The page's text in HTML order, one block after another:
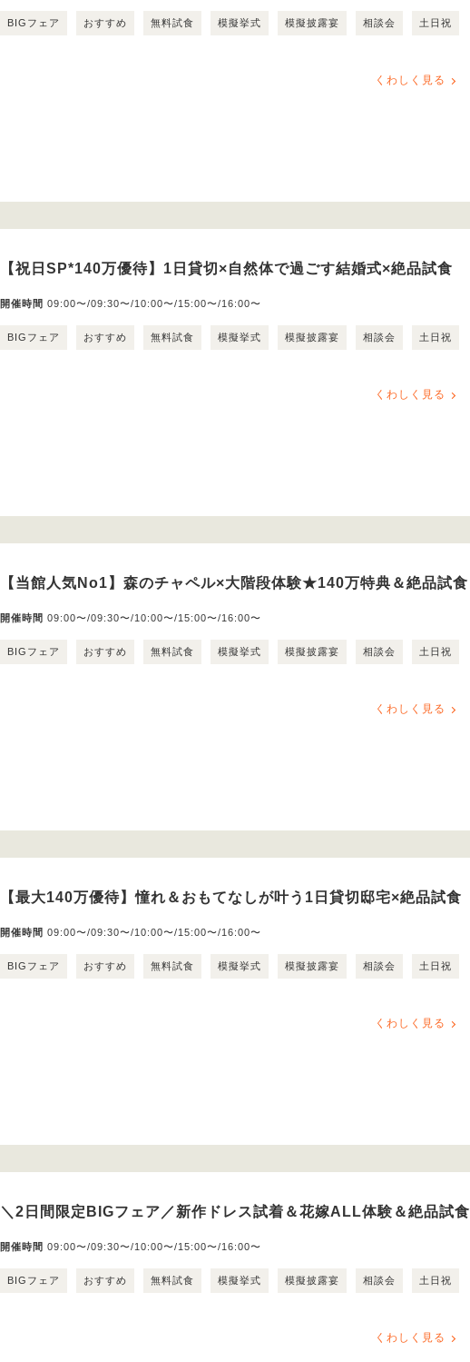
BIGフェア おすすめ 無料試食 模擬挙式 模擬披露宴 相談会 土日祝
くわしく見る
【祝日SP*140万優待】1日貸切×自然体で過ごす結婚式×絶品試食
開催時間 09:00〜/09:30〜/10:00〜/15:00〜/16:00〜
BIGフェア おすすめ 無料試食 模擬挙式 模擬披露宴 相談会 土日祝
くわしく見る
【当館人気No1】森のチャペル×大階段体験★140万特典＆絶品試食
開催時間 09:00〜/09:30〜/10:00〜/15:00〜/16:00〜
BIGフェア おすすめ 無料試食 模擬挙式 模擬披露宴 相談会 土日祝
くわしく見る
【最大140万優待】憧れ＆おもてなしが叶う1日貸切邸宅×絶品試食
開催時間 09:00〜/09:30〜/10:00〜/15:00〜/16:00〜
BIGフェア おすすめ 無料試食 模擬挙式 模擬披露宴 相談会 土日祝
くわしく見る
＼2日間限定BIGフェア／新作ドレス試着＆花嫁ALL体験＆絶品試食
開催時間 09:00〜/09:30〜/10:00〜/15:00〜/16:00〜
BIGフェア おすすめ 無料試食 模擬挙式 模擬披露宴 相談会 土日祝
くわしく見る